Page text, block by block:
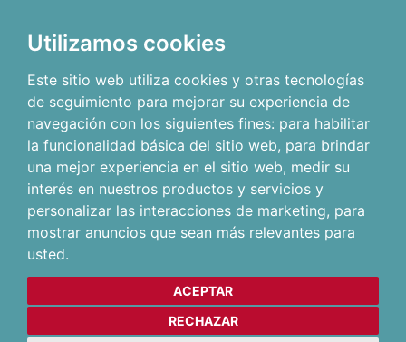
Utilizamos cookies
Este sitio web utiliza cookies y otras tecnologías
de seguimiento para mejorar su experiencia de
navegación con los siguientes fines: para habilitar
la funcionalidad básica del sitio web, para brindar
una mejor experiencia en el sitio web, medir su
interés en nuestros productos y servicios y
personalizar las interacciones de marketing, para
mostrar anuncios que sean más relevantes para
usted.
ACEPTAR
RECHAZAR